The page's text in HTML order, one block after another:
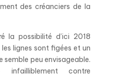
des créanciers de la
la possibilité d’ici 2018
lignes sont figées et un
peu envisageable.
infailliblement contre